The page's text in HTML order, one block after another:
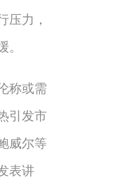
压力，
称或需
引发市
威尔等
表讲